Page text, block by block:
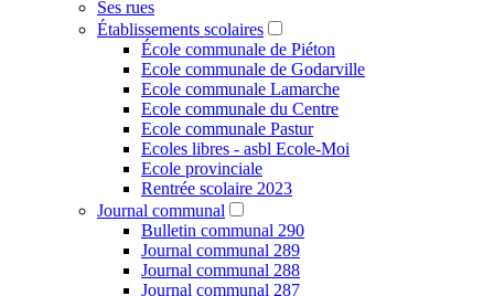
Ses rues
Établissements scolaires
École communale de Piéton
Ecole communale de Godarville
Ecole communale Lamarche
Ecole communale du Centre
Ecole communale Pastur
Ecoles libres - asbl Ecole-Moi
Ecole provinciale
Rentrée scolaire 2023
Journal communal
Bulletin communal 290
Journal communal 289
Journal communal 288
Journal communal 287